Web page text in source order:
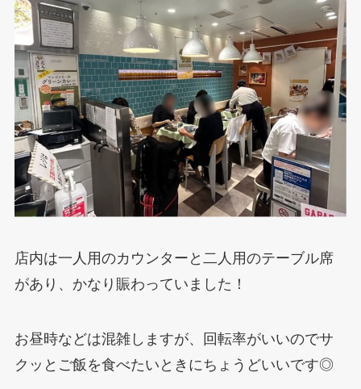
店内は一人用のカウンターと二人用のテーブル席
があり、かなり賑わっていました！
お昼時などは混雑しますが、回転率がいいのでサ
クッとご飯を食べたいときにちょうどいいです◎